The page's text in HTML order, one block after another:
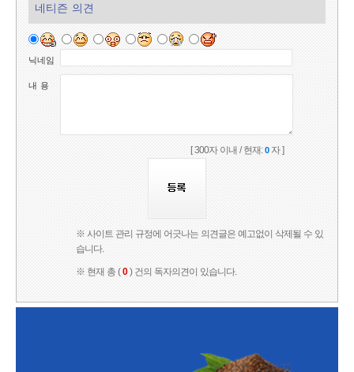
네티즌 의견
닉네임
내 용
[ 300자 이내 / 현재:0자 ]
※ 사이트 관리 규정에 어긋나는 의견글은 예고없이 삭제될 수 있
습니다.
※ 현재 총 (0) 건의 독자의견이 있습니다.